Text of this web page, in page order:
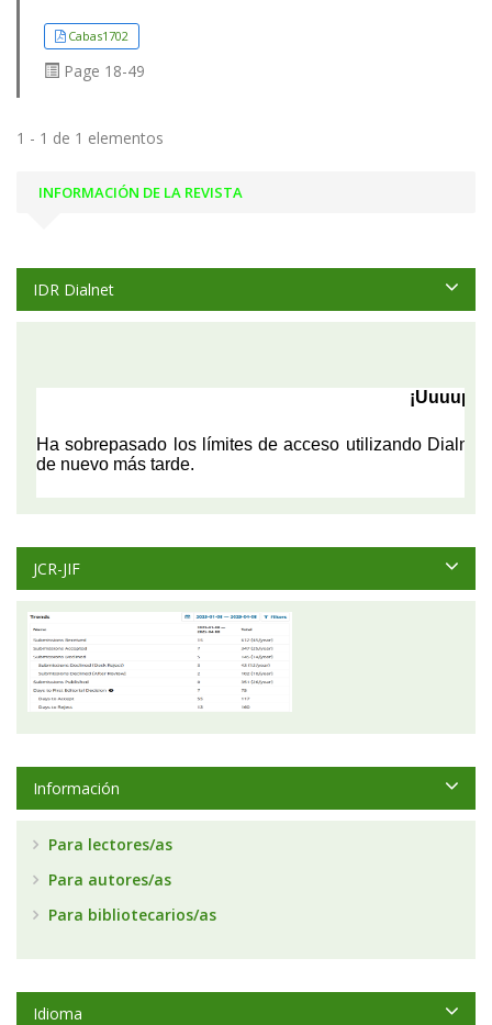
Cabas1702
Page 18-49
1 - 1 de 1 elementos
INFORMACIÓN DE LA REVISTA
IDR Dialnet
JCR-JIF
Información
Para lectores/as
Para autores/as
Para bibliotecarios/as
Idioma